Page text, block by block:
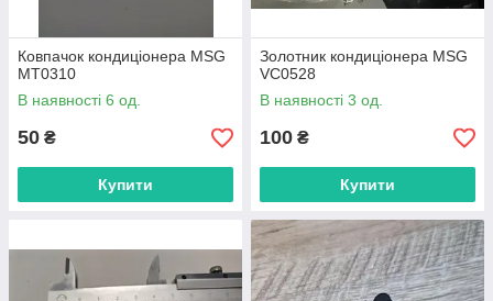
Ковпачок кондиціонера MSG
MT0310
В наявності 6 од.
50 ₴
Купити
Золотник кондиціонера MSG
VC0528
В наявності 3 од.
100 ₴
Купити